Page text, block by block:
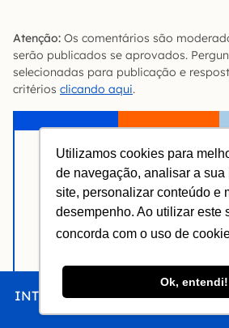
Utilizamos cookies para
de navegação, analisar a sua
site, personalizar conteúdo e
desempenho. Ao utilizar este
concorda com o uso de
Ok, entendi!
INTRO CHEGAR FICAR
Atenção: Os comentários são
serão publicados se aprovados.
selecionadas para publicação e
critérios clicando aqui.
Nome
Email